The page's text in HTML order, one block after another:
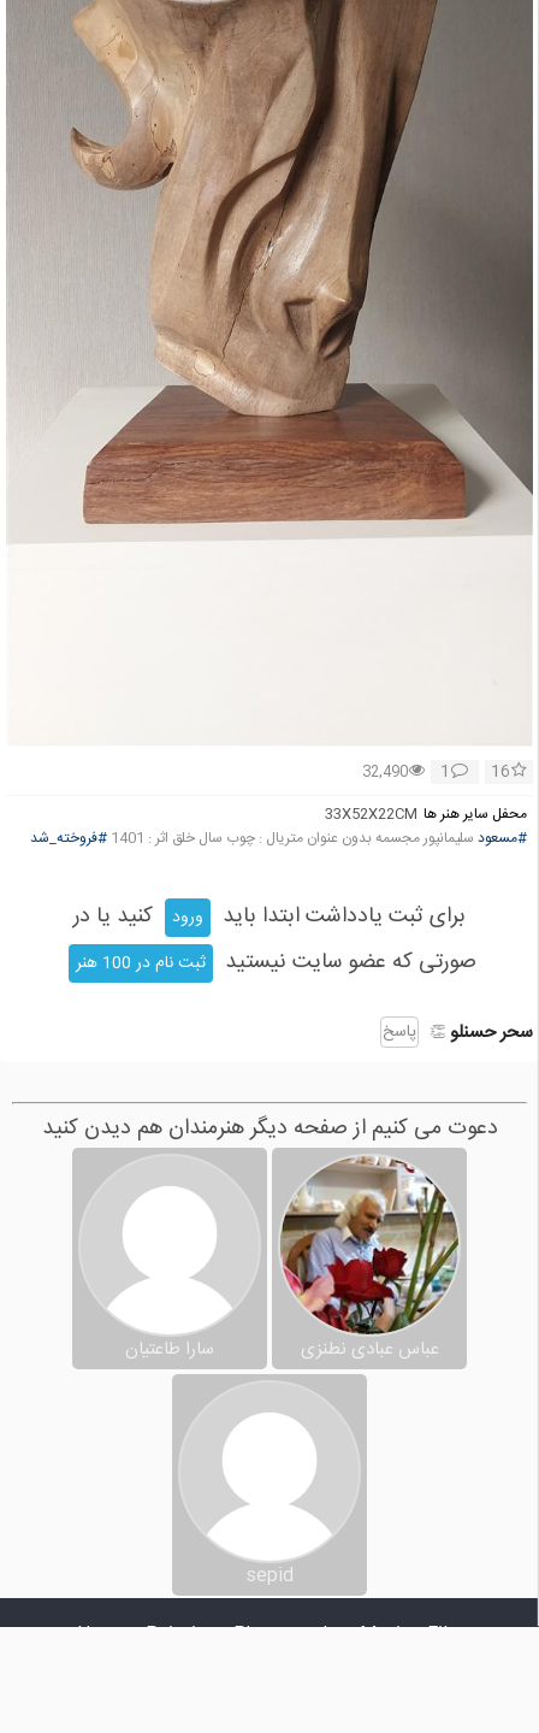
16
1
32,490
محفل سایر هنر ها 33X52X22CM
#مسعود سلیمانپور مجسمه بدون عنوان متریال : چوب سال خلق اثر : 1401 #فروخته_شد
برای ثبت یادداشت ابتدا باید ورود
کنید یا در
صورتی که عضو سایت نیستید
ثبت نام در 100 هنر
سحر حسنلو👏 پاسخ
دعوت می کنیم از صفحه دیگر هنرمندان هم دیدن کنید
عباس عبادی نطنزی سارا طاعتیان
sepid
Home Painting Photography Music Film